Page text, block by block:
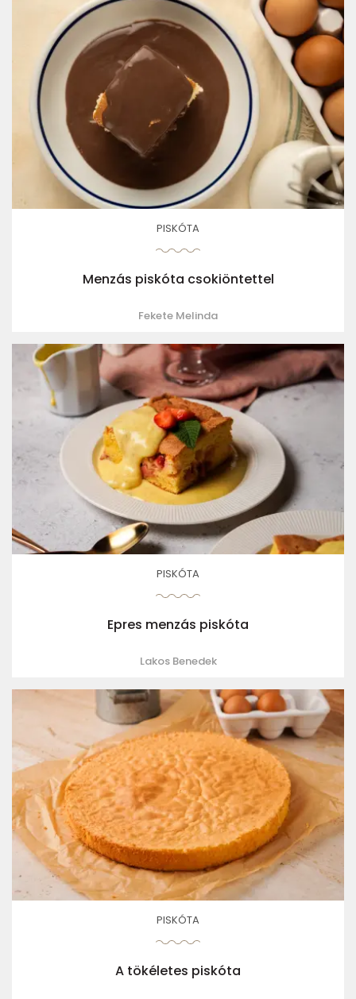
PISKÓTA
Menzás piskóta csokiöntettel
Fekete Melinda
PISKÓTA
Epres menzás piskóta
Lakos Benedek
PISKÓTA
A tökéletes piskóta